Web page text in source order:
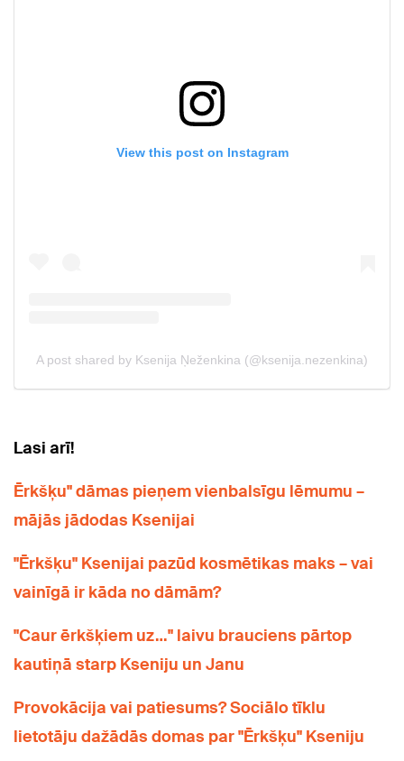
Lasi arī!
Ērkšķu" dāmas pieņem vienbalsīgu lēmumu –
mājās jādodas Ksenijai
"Ērkšķu" Ksenijai pazūd kosmētikas maks – vai
vainīgā ir kāda no dāmām?
"Caur ērkšķiem uz…" laivu brauciens pārtop
kautiņā starp Kseniju un Janu
Provokācija vai patiesums? Sociālo tīklu
lietotāju dažādās domas par "Ērkšķu" Kseniju